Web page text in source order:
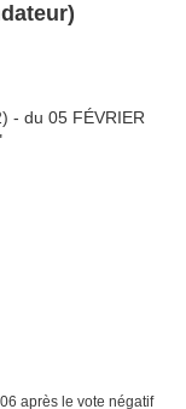
après le vote négatif